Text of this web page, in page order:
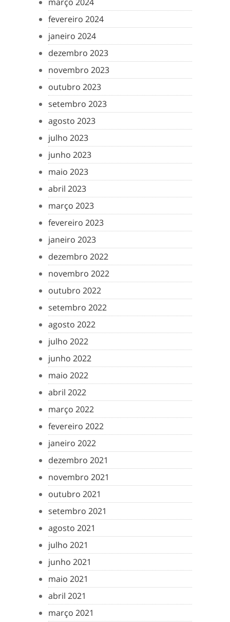
fevereiro 2024
janeiro 2024
dezembro 2023
novembro 2023
outubro 2023
setembro 2023
agosto 2023
julho 2023
junho 2023
maio 2023
abril 2023
março 2023
fevereiro 2023
janeiro 2023
dezembro 2022
novembro 2022
outubro 2022
setembro 2022
agosto 2022
julho 2022
junho 2022
maio 2022
abril 2022
março 2022
fevereiro 2022
janeiro 2022
dezembro 2021
novembro 2021
outubro 2021
setembro 2021
agosto 2021
julho 2021
junho 2021
maio 2021
abril 2021
março 2021